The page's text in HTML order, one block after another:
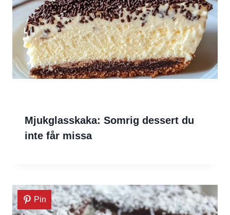
Mjukglasskaka: Somrig dessert du
inte får missa
Pin